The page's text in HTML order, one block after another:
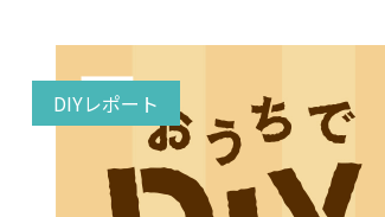
DIYレポート